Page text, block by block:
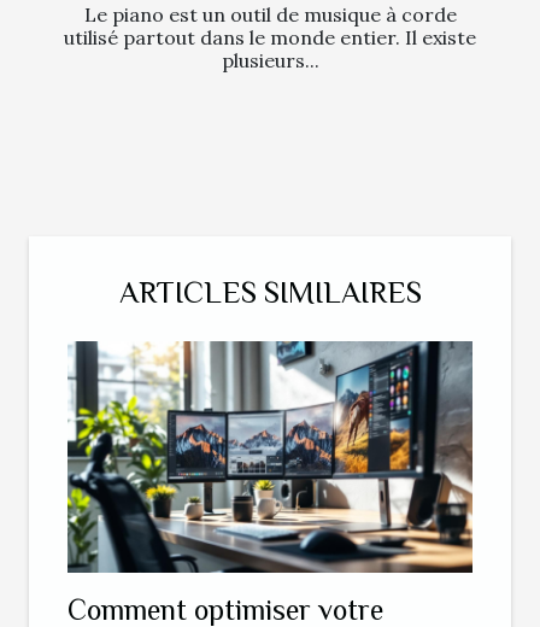
Le piano est un outil de musique à corde
utilisé partout dans le monde entier. Il existe
plusieurs...
ARTICLES SIMILAIRES
Comment optimiser votre